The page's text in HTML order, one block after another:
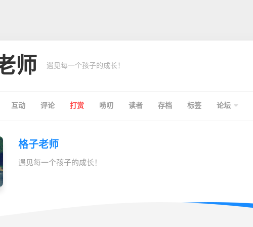
师 遇见每一个孩子的成长！
互动 评论 打赏 唠叨 读者 存档 标签 论坛
格子老师
遇见每一个孩子的成长！